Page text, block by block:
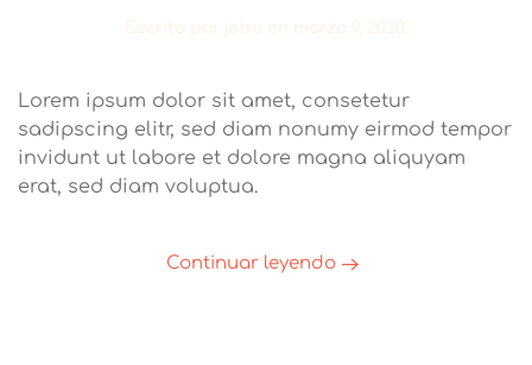
Escrito por jetro en marzo 9, 2020.
Lorem ipsum dolor sit amet, consetetur
sadipscing elitr, sed diam nonumy eirmod tempor
invidunt ut labore et dolore magna aliquyam
erat, sed diam voluptua.
Continuar leyendo